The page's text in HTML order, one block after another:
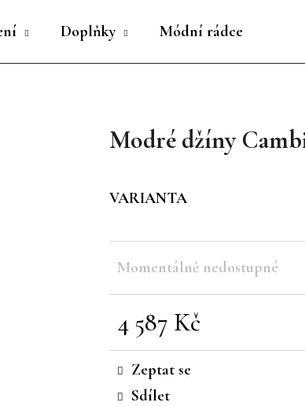
Doplňky Módní rádce
Modré džíny
VARIANTA
Momentálně nedostupné
4 587 Kč
Měrná
cena:Zeptat se
Sdílet
HLEDAT